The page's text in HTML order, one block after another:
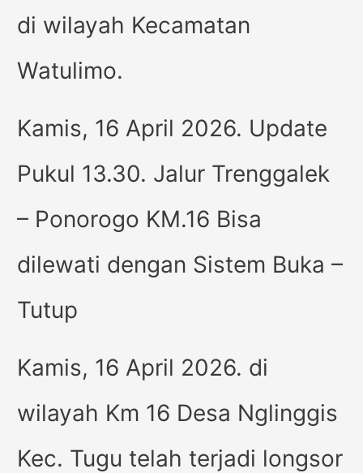
di wilayah Kecamatan
Watulimo.
Kamis, 16 April 2026. Update
Pukul 13.30. Jalur Trenggalek
– Ponorogo KM.16 Bisa
dilewati dengan Sistem Buka –
Tutup
Kamis, 16 April 2026. di
wilayah Km 16 Desa Nglinggis
Kec. Tugu telah terjadi longsor